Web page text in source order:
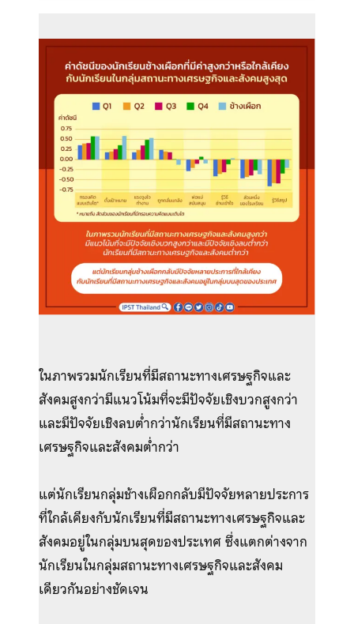
ในภาพรวมนักเรียนที่มีสถานะทางเศรษฐกิจและ
สังคมสูงกว่ามีแนวโน้มที่จะมีปัจจัยเชิงบวกสูงกว่า
และมีปัจจัยเชิงลบต่ำกว่านักเรียนที่มีสถานะทาง
เศรษฐกิจและสังคมต่ำกว่า
แต่นักเรียนกลุ่มช้างเผือกกลับมีปัจจัยหลายประการ
ที่ใกล้เคียงกับนักเรียนที่มีสถานะทางเศรษฐกิจและ
สังคมอยู่ในกลุ่มบนสุดของประเทศ ซึ่งแตกต่างจาก
นักเรียนในกลุ่มสถานะทางเศรษฐกิจและสังคม
เดียวกันอย่างชัดเจน